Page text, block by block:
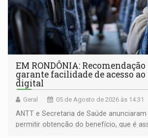
EM RONDÔNIA:
garante facilidade de acesso
digital
Geral 05 de Agosto de 2026 às 14:31
ANTT e Secretaria de Saúde
permitir obtenção do benefício, que é